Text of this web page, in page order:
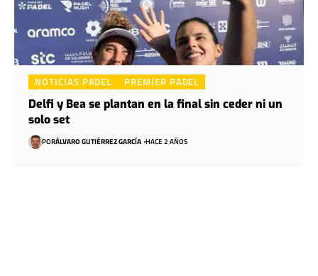
NOTICIAS PADEL PREMIER PADEL
Delfi y Bea se plantan en la final sin ceder ni un
solo set
PORÁLVARO GUTIÉRREZ GARCÍA HACE 2 AÑOS